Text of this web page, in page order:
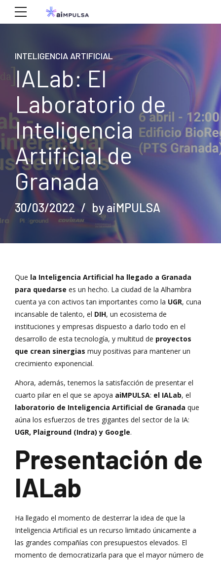
INTELIGENCIA ARTIFICIAL
IALab: El
Laboratorio de
Inteligencia
Artificial de
Granada
30/03/2022 by aiMPULSA
Que la Inteligencia Artificial ha llegado a Granada
para quedarse es un hecho. La ciudad de la Alhambra
cuenta ya con activos tan importantes como la UGR, cuna
incansable de talento, el DIH, un ecosistema de
instituciones y empresas dispuesto a darlo todo en el
desarrollo de esta tecnología, y multitud de proyectos
que crean sinergias muy positivas para mantener un
crecimiento exponencial.
Ahora, además, tenemos la satisfacción de presentar el
cuarto pilar en el que se apoya aiMPULSA: el IALab, el
laboratorio de Inteligencia Artificial de Granada que
aúna los esfuerzos de tres gigantes del sector de la IA:
UGR, Plaiground (Indra) y Google.
Presentación de
IALab
Ha llegado el momento de desterrar la idea de que la
Inteligencia Artificial es un recurso limitado únicamente a
las grandes compañías con presupuestos elevados. El
momento de democratizarla para que el mayor número de